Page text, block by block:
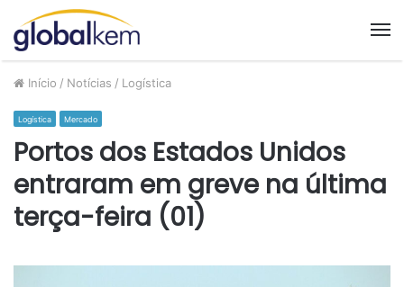
Início / Notícias / Logística
Logística Mercado
Portos dos Estados Unidos
entraram em greve na última
terça-feira (01)